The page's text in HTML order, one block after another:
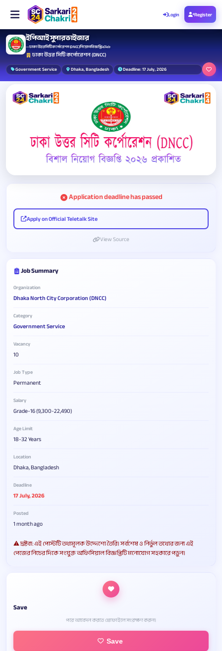
Login Register
ইপিআই সুপারভাইজার
— ঢাকা উত্তর সিটি কর্পোরেশন (DNCC) নিয়োগ বিজ্ঞপ্তি ২০২৬
ঢাকা উত্তর সিটি কর্পোরেশন (DNCC)
Government Service Dhaka, Bangladesh Deadline: 17 July, 2026
Application deadline has passed
Apply on Official Teletalk Site
View Source
Job Summary
Organization
Dhaka North City Corporation (DNCC)
Category
Government Service
Vacancy
10
Job Type
Permanent
Salary
Grade-16 (9,300-22,490)
Age Limit
18-32 Years
Location
Dhaka, Bangladesh
Deadline
17 July, 2026
Posted
1 month ago
⚠️ দ্রষ্টব্য: এই পোস্টটি তথ্যমূলক উদ্দেশ্যে তৈরি। সর্বশেষ ও নির্ভুল তথ্যের জন্য এই
পেজের নিচের দিকে সংযুক্ত অফিসিয়াল বিজ্ঞপ্তিটি মনোযোগ সহকারে পড়ুন।
Save
পরে আবেদন করতে প্রোফাইলে সংরক্ষণ করুন।
Save